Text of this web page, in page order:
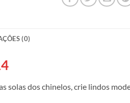
(0)
solas dos chinelos, crie lindos